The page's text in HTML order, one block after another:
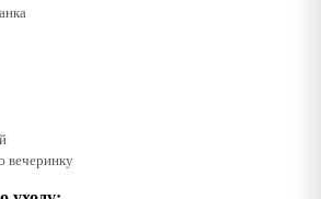
вечеринку